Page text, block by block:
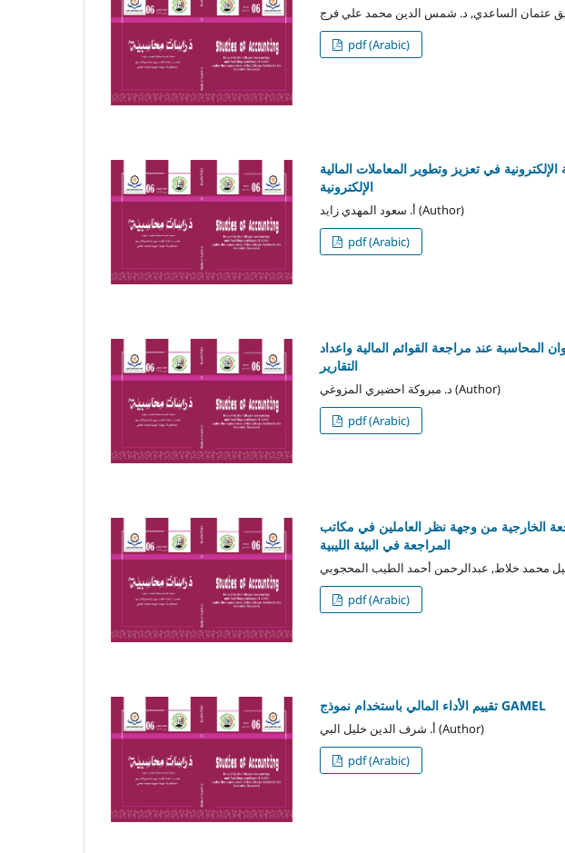
pdf (Arabic)
في تعزيز وتطوير المعاملات المالية
الإلكترونية
أ. سعود المهدي زايد (Author)
pdf (Arabic)
المحاسبة عند مراجعة القوائم المالية واعداد
التقارير
د. مبروكة احضيري المزوغي (Author)
pdf (Arabic)
الخارجية من وجهة نظر العاملين في مكاتب
المراجعة في البيئة الليبية
pdf (Arabic)
تقييم الأداء المالي باستخدام نموذج GAMEL
أ. شرف الدين خليل البي (Author)
pdf (Arabic)